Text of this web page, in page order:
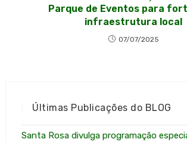
Parque de Eventos para
infraestrutura local
07/07/2025
Últimas Publicações do BLOG
Santa Rosa divulga programação